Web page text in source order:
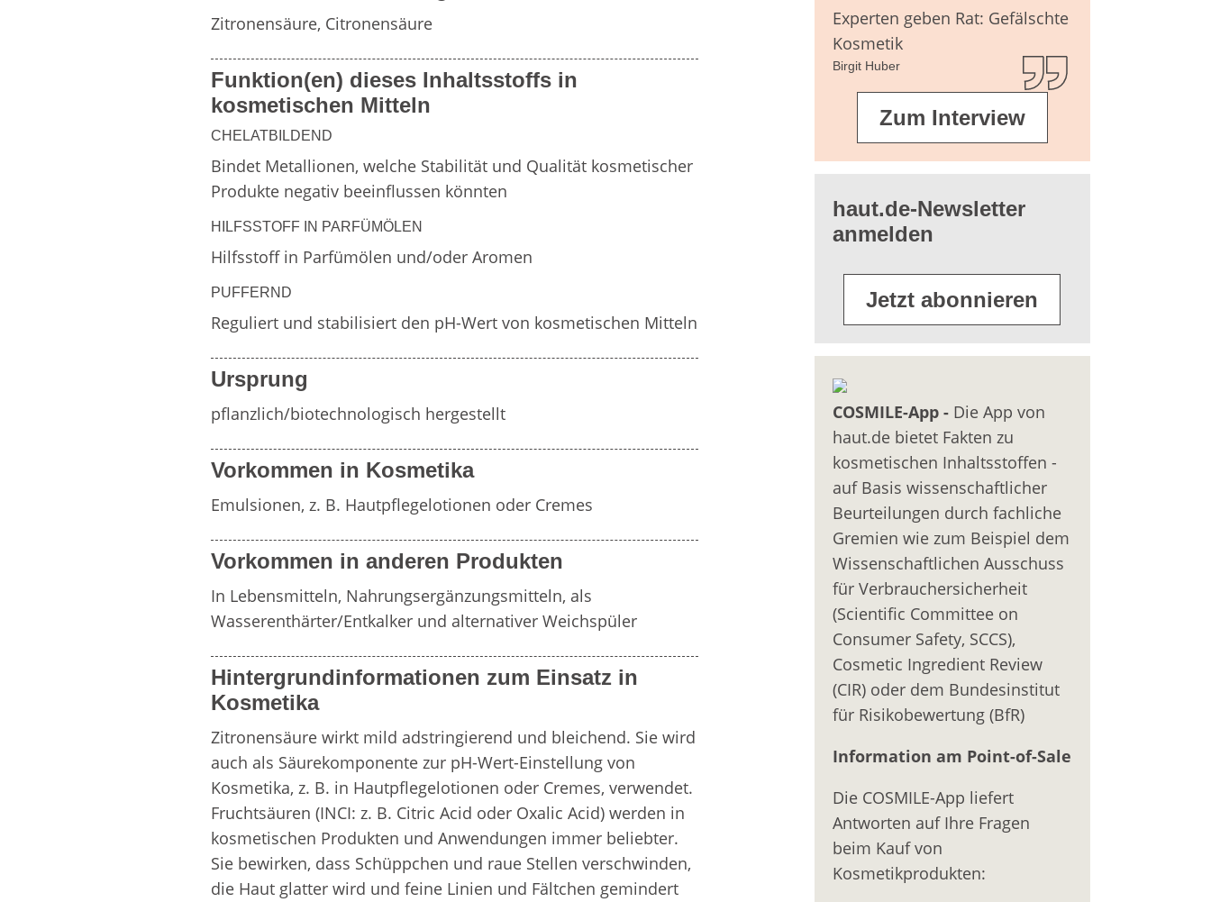
Weitere Inhaltsstoffe
Zahnpflegemitteln
Fragen
Duftfamilien Produktsicherheit
Weiterführende
Zitronensäure, Citronensäure
Funktion(en) dieses Inhaltsstoffs in
kosmetischen Mitteln
CHELATBILDEND
Bindet Metallionen, welche Stabilität und Qualität kosmetischer
Produkte negativ beeinflussen könnten
HILFSSTOFF IN PARFÜMÖLEN
Hilfsstoff in Parfümölen und/oder Aromen
PUFFERND
Reguliert und stabilisiert den pH-Wert von kosmetischen Mitteln
Ursprung
pflanzlich/biotechnologisch hergestellt
Vorkommen in Kosmetika
Emulsionen, z. B. Hautpflegelotionen oder Cremes
Vorkommen in anderen Produkten
In Lebensmitteln, Nahrungsergänzungsmitteln, als
Wasserenthärter/Entkalker und alternativer Weichspüler
Hintergrundinformationen zum Einsatz in
Kosmetika
Zitronensäure wirkt mild adstringierend und bleichend. Sie wird
auch als Säurekomponente zur pH-Wert-Einstellung von
Kosmetika, z. B. in Hautpflegelotionen oder Cremes, verwendet.
Fruchtsäuren (INCI: z. B. Citric Acid oder Oxalic Acid) werden in
kosmetischen Produkten und Anwendungen immer beliebter.
Sie bewirken, dass Schüppchen und raue Stellen verschwinden,
die Haut glatter wird und feine Linien und Fältchen gemindert
Experten geben Rat: Gefälschte
Kosmetik
Birgit Huber
Zum Interview
haut.de-Newsletter
anmelden
Jetzt abonnieren
COSMILE-App - Die App von
haut.de bietet Fakten zu
kosmetischen Inhaltsstoffen -
auf Basis wissenschaftlicher
Beurteilungen durch fachliche
Gremien wie zum Beispiel dem
Wissenschaftlichen Ausschuss
für Verbrauchersicherheit
(Scientific Committee on
Consumer Safety, SCCS),
Cosmetic Ingredient Review
(CIR) oder dem Bundesinstitut
für Risikobewertung (BfR)
Information am Point-of-Sale
Die COSMILE-App liefert
Antworten auf Ihre Fragen
beim Kauf von
Kosmetikprodukten: